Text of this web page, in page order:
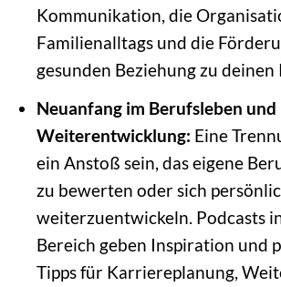
Kommunikation, die
Familienalltags und die
gesunden Beziehung zu deinen
Neuanfang im Berufsleben
Weiterentwicklung: Eine
ein Anstoß sein, das eigene
zu bewerten oder sich
weiterzuentwickeln. Podcasts
Bereich geben Inspiration und
Tipps für Karriereplanung,